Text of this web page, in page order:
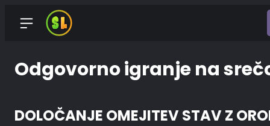
Odgovorno igranje na
DOLOČANJE OMEJITEV STAV Z